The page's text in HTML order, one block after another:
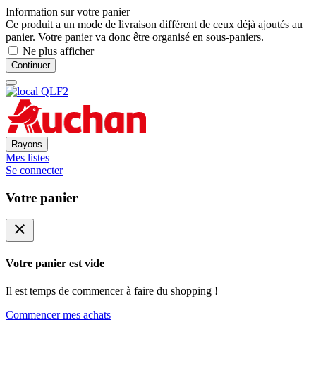
Information sur votre panier
Ce produit a un mode de livraison différent de ceux déjà ajoutés au
panier. Votre panier va donc être organisé en sous-paniers.
Ne plus afficher
Continuer
Rayons
Mes listes
Se connecter
Votre panier
close
Votre panier est vide
Il est temps de commencer à faire du shopping !
Commencer mes achats